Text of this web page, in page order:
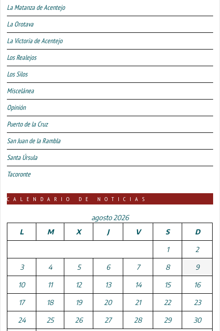
La Matanza de Acentejo
La Orotava
La Victoria de Acentejo
Los Realejos
Los Silos
Miscelánea
Opinión
Puerto de la Cruz
San Juan de la Rambla
Santa Úrsula
Tacoronte
CALENDARIO DE NOTICIAS
agosto 2026
L
M X J V S D
1 2
3 4 5 6 7 8 9
10 11 12 13 14 15 16
17 18 19 20 21 22 23
24 25 26 27 28 29 30